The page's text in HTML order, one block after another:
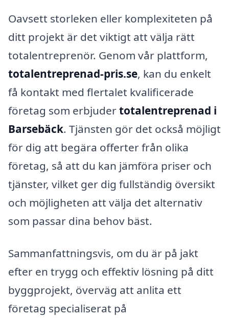
Oavsett storleken eller komplexiteten på
ditt projekt är det viktigt att välja rätt
totalentreprenör. Genom vår plattform,
totalentreprenad-pris.se, kan du enkelt
få kontakt med flertalet kvalificerade
företag som erbjudertotalentreprenad i
Barsebäck. Tjänsten gör det också möjligt
för dig att begära offerter från olika
företag, så att du kan jämföra priser och
tjänster, vilket ger dig fullständig översikt
och möjligheten att välja det alternativ
som passar dina behov bäst.
Sammanfattningsvis, om du är på jakt
efter en trygg och effektiv lösning på ditt
byggprojekt, överväg att anlita ett
företag specialiserat på